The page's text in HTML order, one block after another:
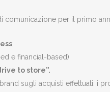
comunicazione per il primo
;
e financial-based)
to store”.
sugli acquisti effettuati: i